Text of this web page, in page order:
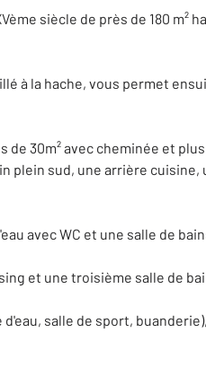
siècle de près de 180 m²
à la hache, vous permet
30m² avec cheminée et
plein sud, une arrière cuisine,
avec WC et une salle de
et une troisième salle de
salle de sport,